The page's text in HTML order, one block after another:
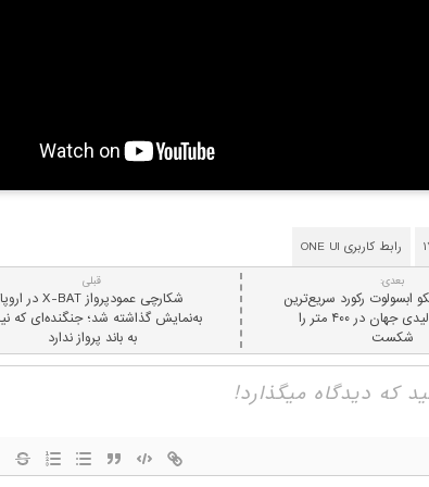
رابط کاربری ONE UI
قبلی
شکارچی عمودپرواز X-‌BAT در اروپا
به‌نمایش گذاشته شد؛ جنگنده‌ای که
به باند پرواز ندارد
بعدی:
ابسولوت رکورد سریع‌ترین
خودروی تولیدی جهان در ۴۰۰ متر را
شکست